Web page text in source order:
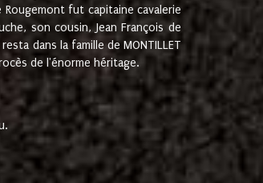
Rougemont fut capitaine cavalerie
son cousin, Jean François de
dans la famille de MONTILLET
de l'énorme héritage.